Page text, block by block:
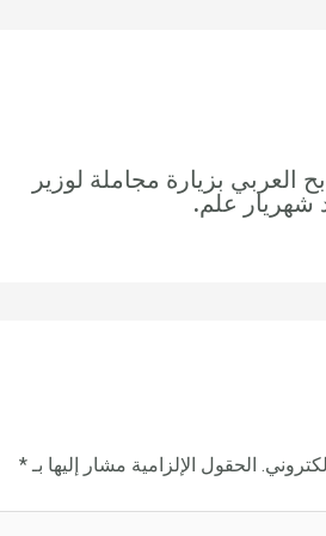
العربي بزيارة مجاملة لوزير
شهريار علم.
الحقول الإلزامية مشار إليها بـ*